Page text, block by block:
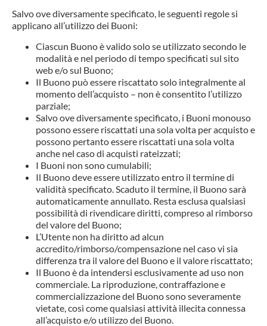
Salvo ove diversamente specificato, le seguenti regole si
applicano all’utilizzo dei Buoni:
Ciascun Buono è valido solo se utilizzato secondo le
modalità e nel periodo di tempo specificati sul sito
web e/o sul Buono;
Il Buono può essere riscattato solo integralmente al
momento dell’acquisto – non è consentito l’utilizzo
parziale;
Salvo ove diversamente specificato, i Buoni monouso
possono essere riscattati una sola volta per acquisto e
possono pertanto essere riscattati una sola volta
anche nel caso di acquisti rateizzati;
I Buoni non sono cumulabili;
Il Buono deve essere utilizzato entro il termine di
validità specificato. Scaduto il termine, il Buono sarà
automaticamente annullato. Resta esclusa qualsiasi
possibilità di rivendicare diritti, compreso al rimborso
del valore del Buono;
L’Utente non ha diritto ad alcun
accredito/rimborso/compensazione nel caso vi sia
differenza tra il valore del Buono e il valore riscattato;
Il Buono è da intendersi esclusivamente ad uso non
commerciale. La riproduzione, contraffazione e
commercializzazione del Buono sono severamente
vietate, così come qualsiasi attività illecita connessa
all’acquisto e/o utilizzo del Buono.